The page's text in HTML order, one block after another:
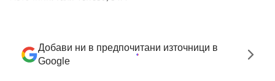
Добави ни в предпочитани източници в
Google